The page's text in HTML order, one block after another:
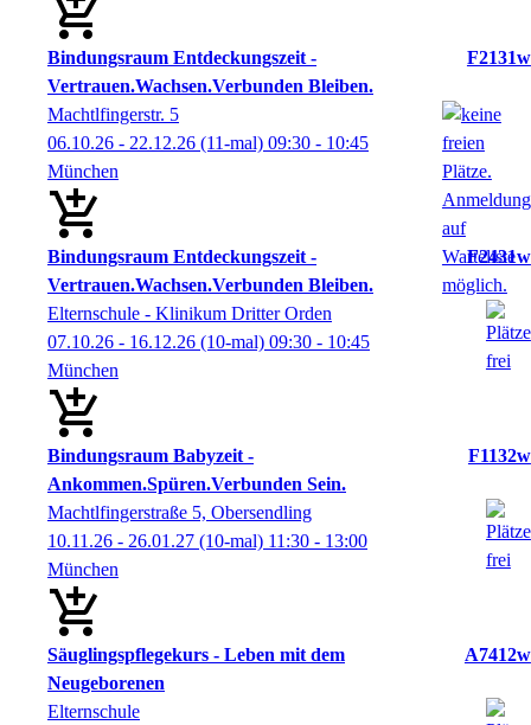
Bindungsraum Entdeckungszeit -
Vertrauen.Wachsen.Verbunden Bleiben.
F2131w
Machtlfingerstr. 5
06.10.26 - 22.12.26 (11-mal) 09:30 - 10:45
München
Bindungsraum Entdeckungszeit -
Vertrauen.Wachsen.Verbunden Bleiben.
F2431w
Elternschule - Klinikum Dritter Orden
07.10.26 - 16.12.26 (10-mal) 09:30 - 10:45
München
Bindungsraum Babyzeit -
Ankommen.Spüren.Verbunden Sein.
F1132w
Machtlfingerstraße 5, Obersendling
10.11.26 - 26.01.27 (10-mal) 11:30 - 13:00
München
Säuglingspflegekurs - Leben mit dem
Neugeborenen
A7412w
Elternschule